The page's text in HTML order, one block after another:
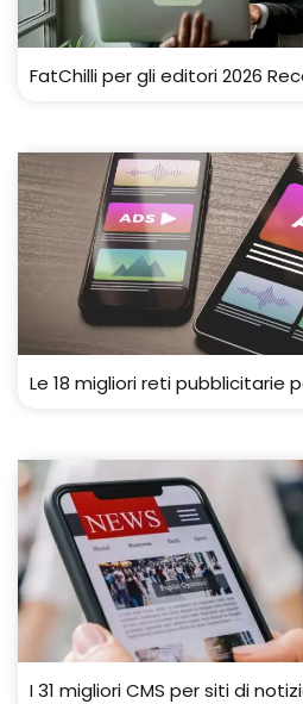
FatChilli per gli editori 2026
Le 18 migliori reti pubblicitarie
I 31 migliori CMS per siti di